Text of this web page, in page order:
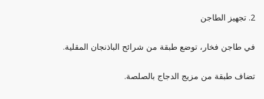
2. تجهيز الطاجن
في طاجن فخار، توضع طبقة من شرائح الباذنجان المقلية.
تضاف طبقة من مزيج الدجاج بالصلصة.